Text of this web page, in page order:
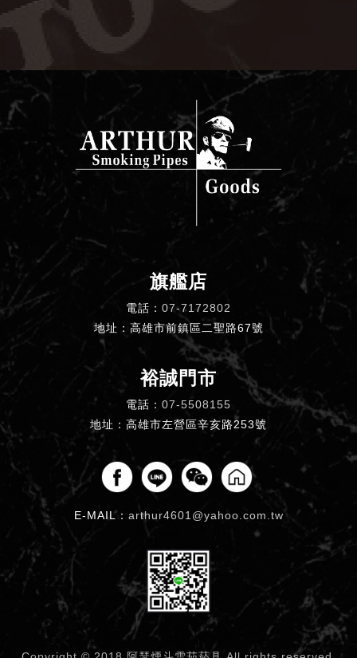
旗艦店
電話： 07-7172802
地址：高雄市前鎮區二聖路67號
裕誠門市
電話： 07-5508155
地址：高雄市左營區辛亥路253號
E-MAIL： arthur4601@yahoo.com.tw